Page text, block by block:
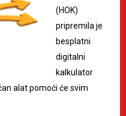
(HOK)
pripremila je
besplatni
digitalni
kalkulator
alat pomoći će svim